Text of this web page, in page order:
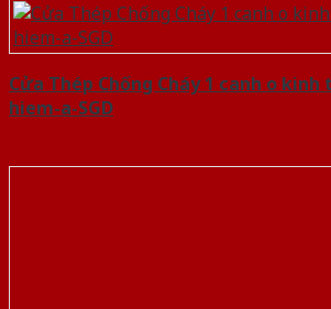
Cửa Thép Chống Cháy 1 canh o
hiem-a-SGD